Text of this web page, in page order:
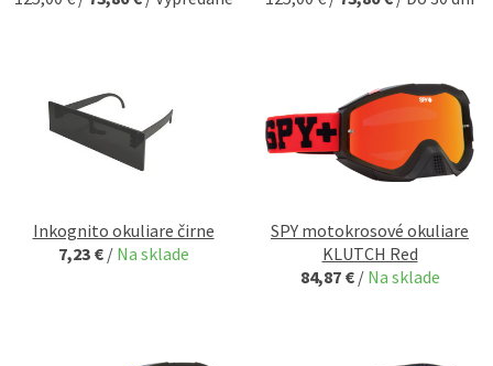
Inkognito okuliare čirne
7,23 € / Na sklade
SPY motokrosové okuliare
KLUTCH Red
84,87 € / Na sklade